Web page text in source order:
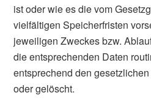
ist oder wie es die vom
vielfältigen Speicherfristen
jeweiligen Zweckes bzw.
die entsprechenden Daten
entsprechend den
oder gelöscht.